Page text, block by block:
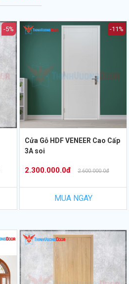
-5% -11%
Cửa Gỗ HDF VENEER Cao Cấp
3A soi
2.300.000.0đ 2.600.000.0đ
MUA NGAY